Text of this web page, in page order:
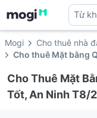
Từ
địa
Mogi Cho thuê nhà
Cho thuê Mặt bằng
Cho Thuê Mặt
Tốt, An Ninh T8/